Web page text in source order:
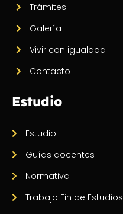
Trámites
Galería
Vivir con igualdad
Contacto
Estudio
Estudio
Guías docentes
Normativa
Trabajo Fin de Estudios